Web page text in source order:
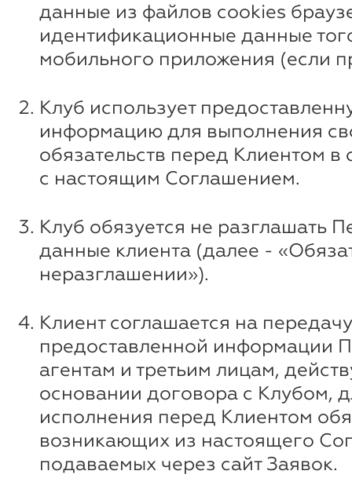
данные из файлов cookies
идентификационные данные
мобильного приложения (если
Клуб использует
информацию для выполнения
обязательств перед Клиентом в
с настоящим Соглашением.
Клуб обязуется не разглашать
данные клиента (далее -
неразглашении»).
Клиент соглашается на
предоставленной информации
агентам и третьим лицам,
основании договора с Клубом,
исполнения перед Клиентом
возникающих из настоящего
подаваемых через сайт Заявок.